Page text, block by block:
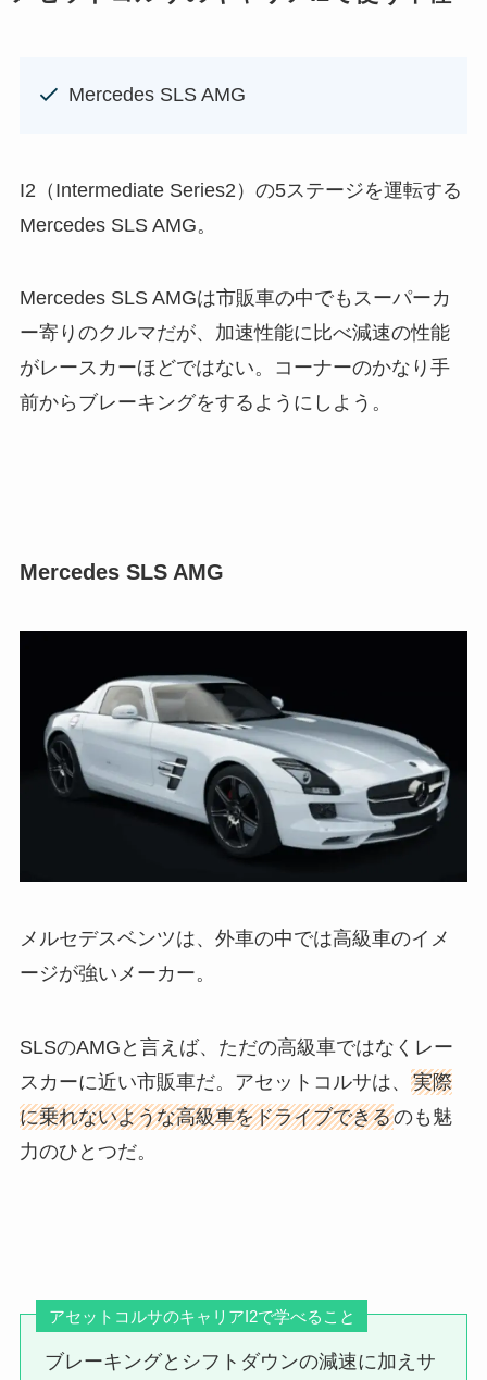
Mercedes SLS AMG
I2（Intermediate Series2）の5ステージを運転する
Mercedes SLS AMG。
Mercedes SLS AMGは市販車の中でもスーパーカ
ー寄りのクルマだが、加速性能に比べ減速の性能
がレースカーほどではない。コーナーのかなり手
前からブレーキングをするようにしよう。
Mercedes SLS AMG
メルセデスベンツは、外車の中では高級車のイメ
ージが強いメーカー。
SLSのAMGと言えば、ただの高級車ではなくレー
スカーに近い市販車だ。アセットコルサは、 実際
に乗れないような高級車をドライブできるのも魅
力のひとつだ。
アセットコルサのキャリアI2で学べること
ブレーキングとシフトダウンの減速に加えサ